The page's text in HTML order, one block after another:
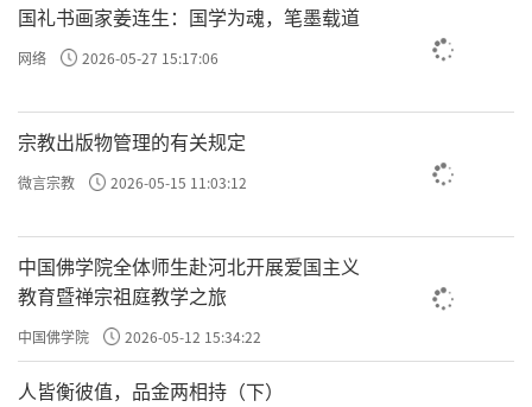
国礼书画家姜连生：国学为魂，笔墨载道
网络 2026-05-27 15:17:06
宗教出版物管理的有关规定
微言宗教 2026-05-15 11:03:12
中国佛学院全体师生赴河北开展爱国主义
教育暨禅宗祖庭教学之旅
中国佛学院 2026-05-12 15:34:22
人皆衡彼值，品金两相持（下）